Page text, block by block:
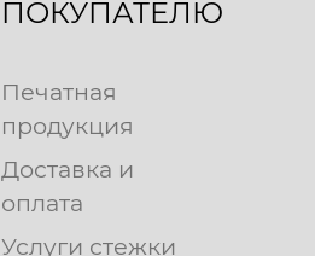
ПОКУПАТЕЛЮ
Печатная
продукция
Доставка и
оплата
Услуги стежки